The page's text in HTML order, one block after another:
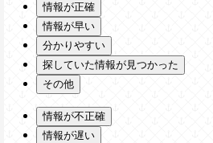
情報が正確
情報が早い
分かりやすい
探していた情報が見つかった
その他
情報が不正確
情報が遅い